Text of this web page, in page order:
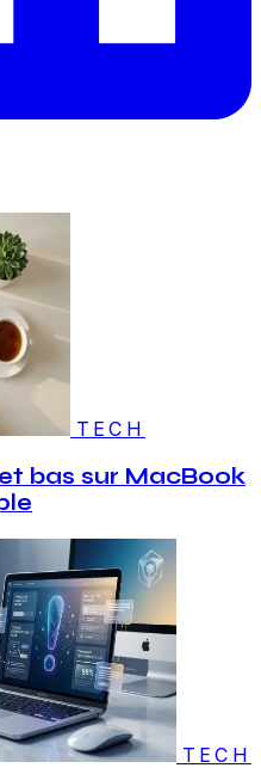
TECH
bas sur MacBook
TECH